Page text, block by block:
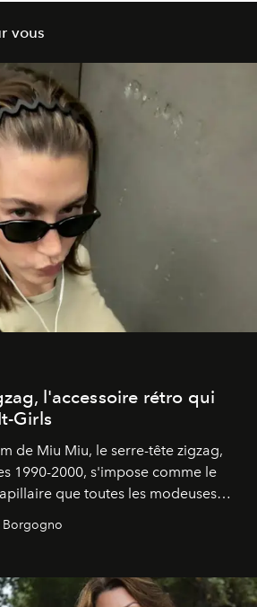
vous
l'accessoire rétro qui
Girls
de Miu Miu, le serre-tête zigzag,
1990-2000, s'impose comme le
que toutes les modeuses
Borgogno